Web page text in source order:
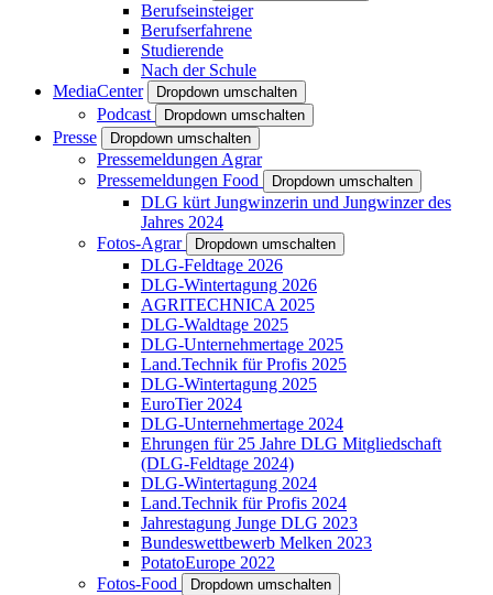
Berufseinsteiger
Berufserfahrene
Studierende
Nach der Schule
MediaCenter
Dropdown umschalten
Podcast Dropdown umschalten
Presse Dropdown umschalten
Pressemeldungen Agrar
Pressemeldungen Food
Dropdown umschalten
DLG kürt Jungwinzerin und Jungwinzer des
Jahres 2024
Fotos-Agrar
Dropdown umschalten
DLG-Feldtage 2026
DLG-Wintertagung 2026
AGRITECHNICA 2025
DLG-Waldtage 2025
DLG-Unternehmertage 2025
Land.Technik für Profis 2025
DLG-Wintertagung 2025
EuroTier 2024
DLG-Unternehmertage 2024
Ehrungen für 25 Jahre DLG Mitgliedschaft
(DLG-Feldtage 2024)
DLG-Wintertagung 2024
Land.Technik für Profis 2024
Jahrestagung Junge DLG 2023
Bundeswettbewerb Melken 2023
PotatoEurope 2022
Fotos-Food
Dropdown umschalten